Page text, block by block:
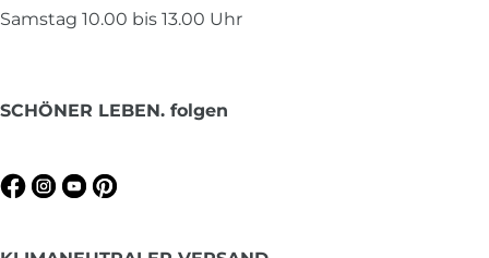
Samstag 10.00 bis 13.00 Uhr
SCHÖNER LEBEN. folgen